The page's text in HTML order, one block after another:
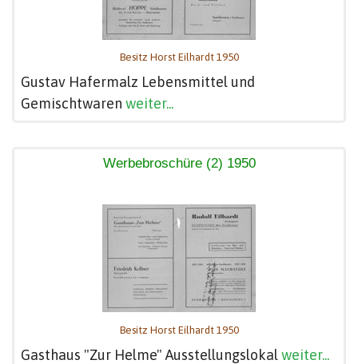
Besitz Horst Eilhardt 1950
Gustav Hafermalz Lebensmittel und
Gemischtwaren weiter...
Werbebroschüre (2) 1950
Besitz Horst Eilhardt 1950
Gasthaus "Zur Helme" Ausstellungslokalweiter...